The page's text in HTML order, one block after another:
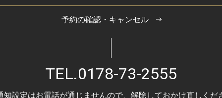
予約の確認・キャンセル
TEL.0178-73-2555
設定はお電話が通じませんので、 解除しておかけ直しくだ